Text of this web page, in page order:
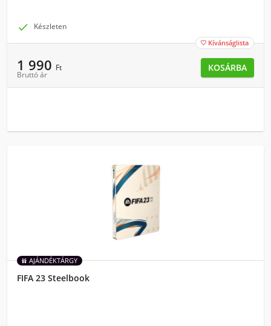
 Készleten
 Kívánságlista
1 990 Ft
Bruttó ár
KOSÁRBA
AJÁNDÉKTÁRGY
FIFA 23 Steelbook